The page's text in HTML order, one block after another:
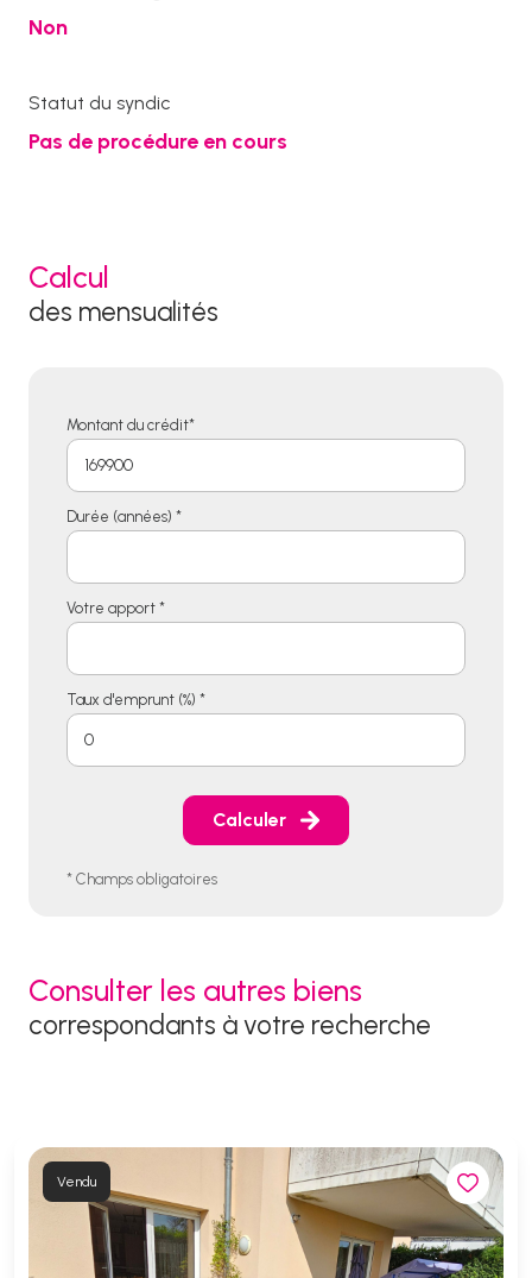
Non
Statut du syndic
Pas de procédure en cours
Calcul
des mensualités
Montant du crédit*
Durée (années) *
Votre apport *
Taux d'emprunt (%) *
Calculer
* Champs obligatoires
Consulter les autres biens
correspondants à votre recherche
Vendu